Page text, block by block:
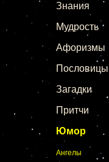
Знания
Мудрость
Афоризмы
Пословицы
Загадки
Притчи
Юмор
Ангелы